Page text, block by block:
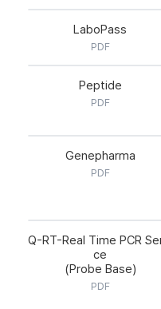
LaboPass
PDF
Peptide
PDF
Genepharma
PDF
Q-RT-Real Time PCR
ce
(Probe Base)
PDF